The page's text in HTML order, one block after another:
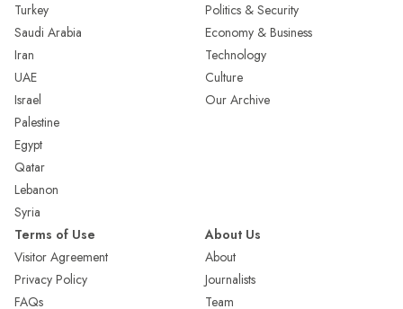
Turkey
Saudi Arabia
Iran
UAE
Israel
Palestine
Egypt
Qatar
Lebanon
Syria
Politics & Security
Economy & Business
Technology
Culture
Our Archive
Terms of Use
Visitor Agreement
Privacy Policy
FAQs
About Us
About
Journalists
Team